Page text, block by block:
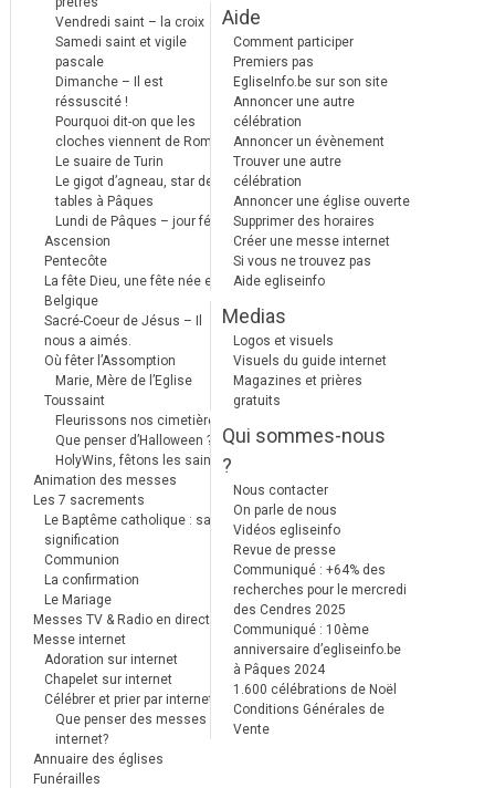
Vendredi saint – la croix
Samedi saint et vigile
pascale
Dimanche – Il est
réssuscité !
Pourquoi dit-on que les
cloches viennent de Rome ?
Le suaire de Turin
Le gigot d’agneau, star des
tables à Pâques
Lundi de Pâques – jour férié
Ascension
Pentecôte
La fête Dieu, une fête née en
Belgique
Sacré-Coeur de Jésus – Il
nous a aimés.
Où fêter l’Assomption
Marie, Mère de l’Eglise
Toussaint
Fleurissons nos cimetières
Que penser d’Halloween ?
HolyWins, fêtons les saints !
Animation des messes
Les 7 sacrements
Le Baptême catholique : sa
signification
Communion
La confirmation
Le Mariage
Messes TV & Radio en direct
Messe internet
Adoration sur internet
Chapelet sur internet
Célébrer et prier par internet
Que penser des messes
internet?
Annuaire des églises
Funérailles
Aide
Comment participer
Premiers pas
EgliseInfo.be sur son site
Annoncer une autre
célébration
Annoncer un évènement
Trouver une autre
célébration
Annoncer une église ouverte
Supprimer des horaires
Créer une messe internet
Si vous ne trouvez pas
Aide egliseinfo
Medias
Logos et visuels
Visuels du guide internet
Magazines et prières
gratuits
Qui sommes-nous
?
Nous contacter
On parle de nous
Vidéos egliseinfo
Revue de presse
Communiqué : +64% des
recherches pour le mercredi
des Cendres 2025
Communiqué : 10ème
anniversaire d’egliseinfo.be
à Pâques 2024
1.600 célébrations de Noël
Conditions Générales de
Vente